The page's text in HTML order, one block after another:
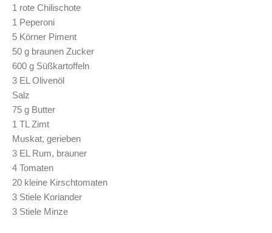
1 rote Chilischote
1 Peperoni
5 Körner Piment
50 g braunen Zucker
600 g Süßkartoffeln
3 EL Olivenöl
Salz
75 g Butter
1 TL Zimt
Muskat, gerieben
3 EL Rum, brauner
4 Tomaten
20 kleine Kirschtomaten
3 Stiele Koriander
3 Stiele Minze